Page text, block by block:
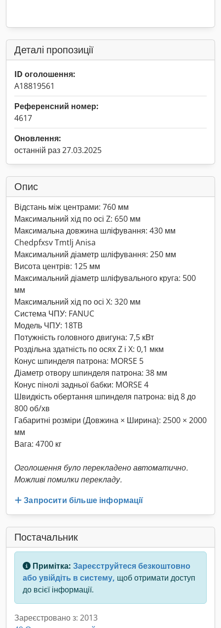
Деталі пропозиції
ID оголошення:
A18819561
Референсний номер:
4617
Оновлення:
останній раз 27.03.2025
Опис
Відстань між центрами: 760 мм
Максимальний хід по осі Z: 650 мм
Максимальна довжина шліфування: 430 мм
Chedpfxsv Tmtlj Anisa
Максимальний діаметр шліфування: 250 мм
Висота центрів: 125 мм
Максимальний діаметр шліфувального круга: 500
мм
Максимальний хід по осі X: 320 мм
Система ЧПУ: FANUC
Модель ЧПУ: 18TB
Потужність головного двигуна: 7,5 кВт
Роздільна здатність по осях Z і X: 0,1 мкм
Конус шпинделя патрона: MORSE 5
Діаметр отвору шпинделя патрона: 38 мм
Конус пінолі задньої бабки: MORSE 4
Швидкість обертання шпинделя патрона: від 8 до
800 об/хв
Габаритні розміри (Довжина × Ширина): 2500 × 2000
мм
Вага: 4700 кг
Оголошення було перекладено автоматично.
Можливі помилки перекладу.
Запросити більше інформації
Постачальник
Примітка: Зареєструйтеся безкоштовно
або увійдіть в систему, щоб отримати доступ
до всієї інформації.
Зареєстровано з: 2013